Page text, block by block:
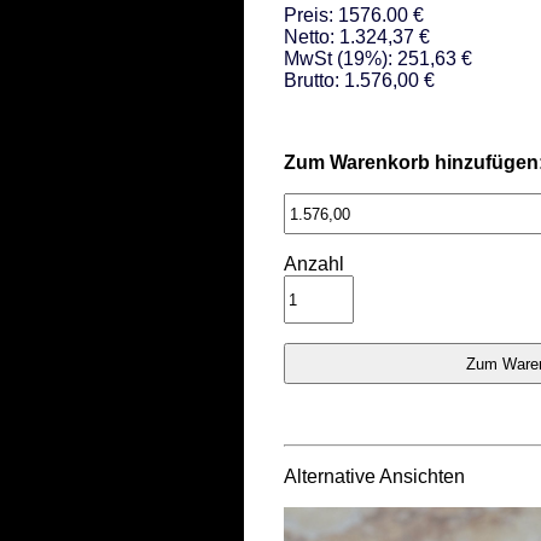
Preis: 1576.00 €
Netto: 1.324,37 €
MwSt (19%): 251,63 €
Brutto: 1.576,00 €
Zum Warenkorb
Anzahl
Alternative Ansichten